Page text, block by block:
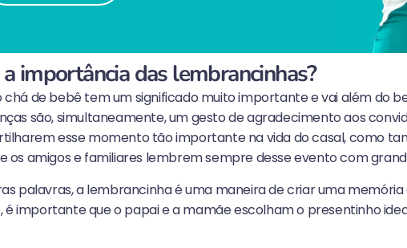
importância das lembrancinhas?
chá de bebê tem um significado muito importante e vai além do
são, simultaneamente, um gesto de agradecimento aos
esse momento tão importante na vida do casal, como
os amigos e familiares lembrem sempre desse evento com
palavras, a lembrancinha é uma maneira de criar uma
é importante que o papai e a mamãe escolham o presentinho